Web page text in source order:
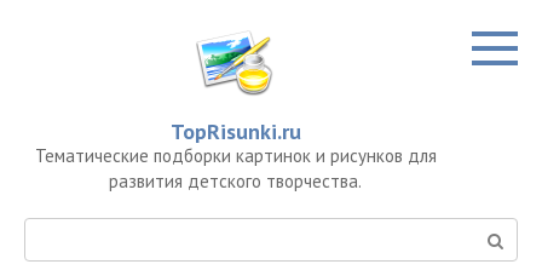
TopRisunki.ru
Тематические подборки картинок и рисунков для
развития детского творчества.